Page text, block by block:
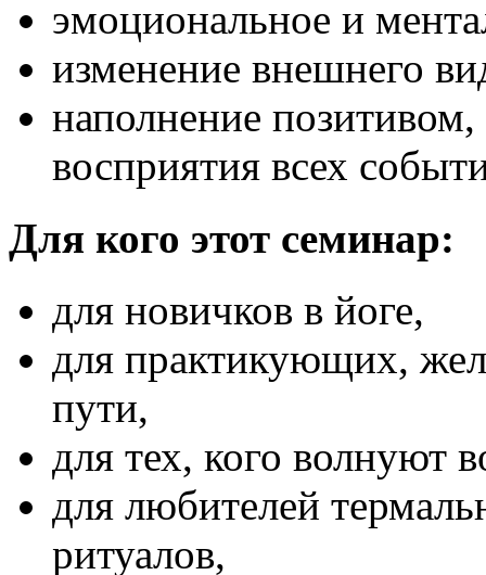
эмоциональное и
изменение внешнего
наполнение позитивом,
восприятия всех
Для кого этот семинар:
для новичков в йоге,
для практикующих,
пути,
для тех, кого волнуют
для любителей
ритуалов,